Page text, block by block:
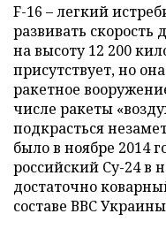
F-16 – легкий
развивать
на высоту 12 200
присутствует, но
ракетное
числе ракеты
подкрасться
было в ноябре 2014
российский Су-24 в
достаточно
составе ВВС